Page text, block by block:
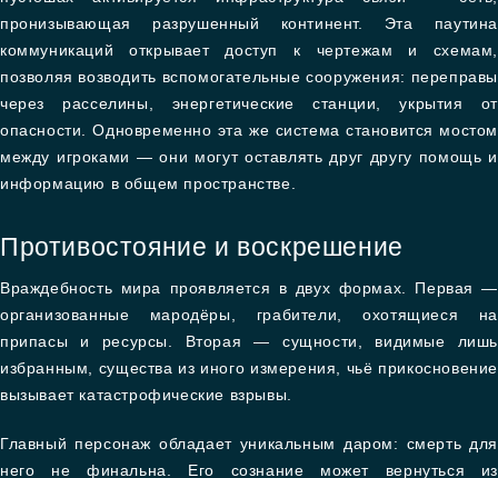
пронизывающая разрушенный континент. Эта паутина
коммуникаций открывает доступ к чертежам и схемам,
позволяя возводить вспомогательные сооружения: переправы
через расселины, энергетические станции, укрытия от
опасности. Одновременно эта же система становится мостом
между игроками — они могут оставлять друг другу помощь и
информацию в общем пространстве.
Противостояние и воскрешение
Враждебность мира проявляется в двух формах. Первая —
организованные мародёры, грабители, охотящиеся на
припасы и ресурсы. Вторая — сущности, видимые лишь
избранным, существа из иного измерения, чьё прикосновение
вызывает катастрофические взрывы.
Главный персонаж обладает уникальным даром: смерть для
него не финальна. Его сознание может вернуться из